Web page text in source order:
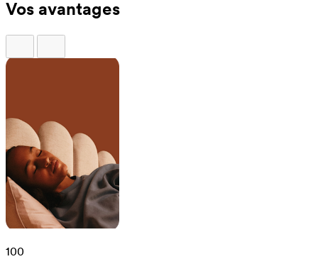
Vos avantages
100